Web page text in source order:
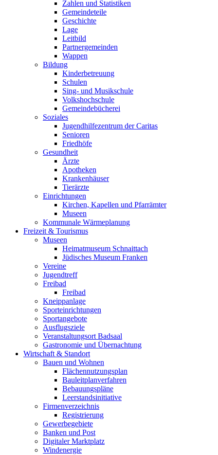
Zahlen und Statistiken
Gemeindeteile
Geschichte
Lage
Leitbild
Partnergemeinden
Wappen
Bildung
Kinderbetreuung
Schulen
Sing- und Musikschule
Volkshochschule
Gemeindebücherei
Soziales
Jugendhilfezentrum der Caritas
Senioren
Friedhöfe
Gesundheit
Ärzte
Apotheken
Krankenhäuser
Tierärzte
Einrichtungen
Kirchen, Kapellen und Pfarrämter
Museen
Kommunale Wärmeplanung
Freizeit & Tourismus
Museen
Heimatmuseum Schnaittach
Jüdisches Museum Franken
Vereine
Jugendtreff
Freibad
Freibad
Kneippanlage
Sporteinrichtungen
Sportangebote
Ausflugsziele
Veranstaltungsort Badsaal
Gastronomie und Übernachtung
Wirtschaft & Standort
Bauen und Wohnen
Flächennutzungsplan
Bauleitplanverfahren
Bebauungspläne
Leerstandsinitiative
Firmenverzeichnis
Registrierung
Gewerbegebiete
Banken und Post
Digitaler Marktplatz
Windenergie